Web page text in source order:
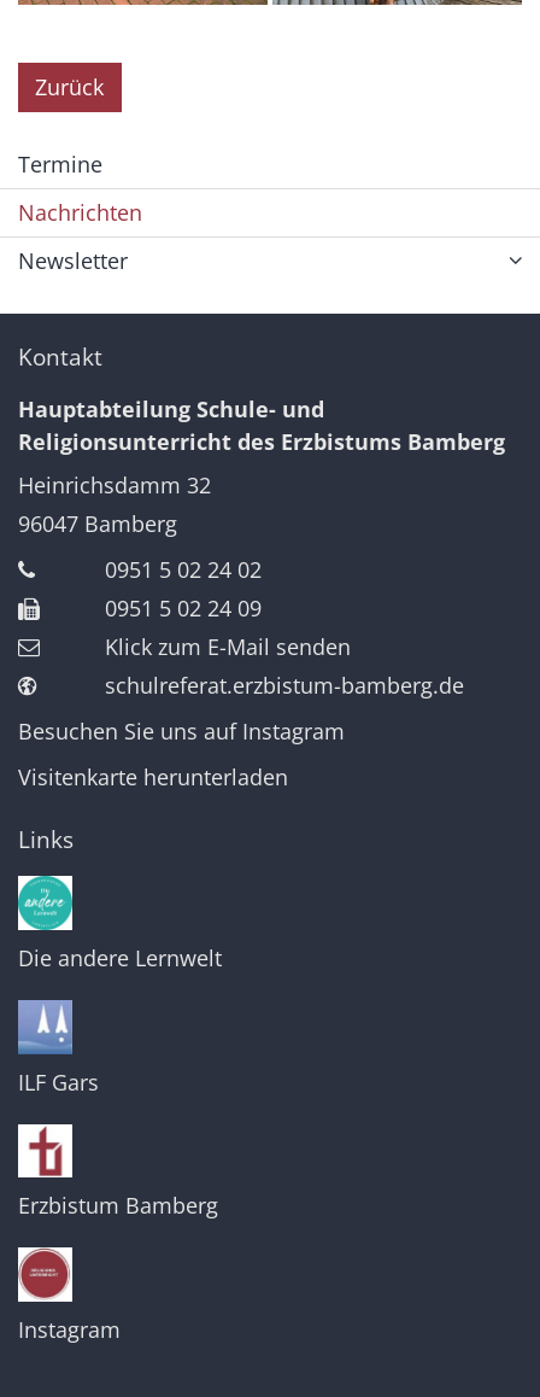
Zurück
Termine
Nachrichten
Newsletter
Kontakt
Hauptabteilung Schule- und
Religionsunterricht des Erzbistums Bamberg
Heinrichsdamm 32
96047 Bamberg
0951 5 02 24 02
0951 5 02 24 09
Klick zum E-Mail senden
schulreferat.erzbistum-bamberg.de
Besuchen Sie uns auf Instagram
Visitenkarte herunterladen
Links
Die andere Lernwelt
ILF Gars
Erzbistum Bamberg
Instagram